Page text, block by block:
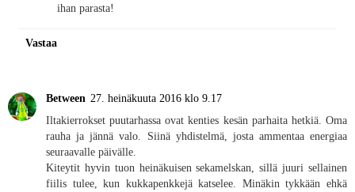
ihan parasta!
Vastaa
Between 27. heinäkuuta 2016 klo 9.17
Iltakierrokset puutarhassa ovat kenties kesän parhaita hetkiä. Oma
rauha ja jännä valo. Siinä yhdistelmä, josta ammentaa energiaa
seuraavalle päivälle.
Kiteytit hyvin tuon heinäkuisen sekamelskan, sillä juuri sellainen
fiilis tulee, kun kukkapenkkejä katselee. Minäkin tykkään ehkä